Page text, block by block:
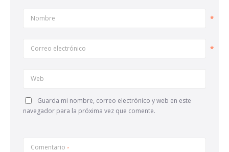
Nombre
Correo electrónico
Web
Guarda mi nombre, correo electrónico y web en este
navegador para la próxima vez que comente.
Comentario *